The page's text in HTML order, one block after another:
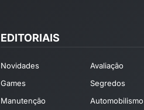
EDITORIAIS
Novidades Avaliação
Games
Segredos
Manutenção
Automobilismo